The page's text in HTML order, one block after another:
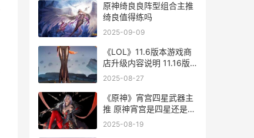
原神绮良良阵型组合主推
绮良值得练吗
2025-09-09
《LOL》11.6版本游戏商
店升级内容说明 11.16版
本lol
2025-08-27
《原神》宵宫四星武器主
推 原神宵宫是四星还是五
星
2025-08-19